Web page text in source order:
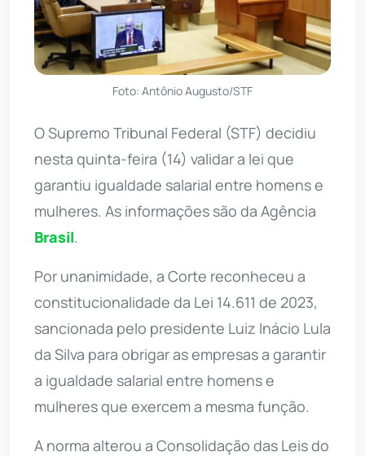
Foto: Antônio Augusto/STF
O Supremo Tribunal Federal (STF) decidiu
nesta quinta-feira (14) validar a lei que
garantiu igualdade salarial entre homens e
mulheres. As informações são da Agência
Brasil.
Por unanimidade, a Corte reconheceu a
constitucionalidade da Lei 14.611 de 2023,
sancionada pelo presidente Luiz Inácio Lula
da Silva para obrigar as empresas a garantir
a igualdade salarial entre homens e
mulheres que exercem a mesma função.
A norma alterou a Consolidação das Leis do